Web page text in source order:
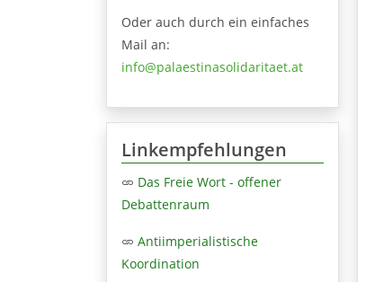
Oder auch durch ein einfaches
Mail an:
info@palaestinasolidaritaet.at
Linkempfehlungen
Das Freie Wort - offener
Debattenraum
Antiimperialistische
Koordination